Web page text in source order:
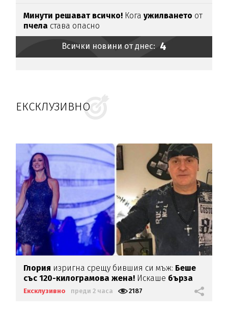
Минути решават всичко! Когаужилването от
пчела става опасно
Всички новини от днес: 4
ЕКСКЛУЗИВНО
Глория изригна срещу бившия си мъж: Беше
със 120-килограмова жена! Искаше бърза
печалба...
Ексклузивно преди 2 часа 2187